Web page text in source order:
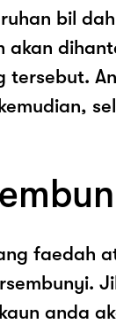
bil
akan
tersebut.
faedah
anda